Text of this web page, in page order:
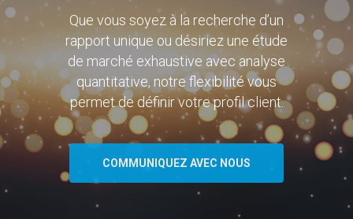
Que vous soyez à la recherche d’un
rapport unique ou désiriez une étude
de marché exhaustive avec analyse
quantitative, notre flexibilité vous
permet de définir votre profil client.
COMMUNIQUEZ AVEC NOUS